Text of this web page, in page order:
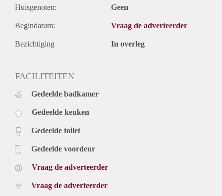
Huisgenoten: Geen
Begindatum: Vraag de adverteerder
Bezichtiging In overleg
FACILITEITEN
Gedeelde badkamer
Gedeelde keuken
Gedeelde toilet
Gedeelde voordeur
Vraag de adverteerder
Vraag de adverteerder